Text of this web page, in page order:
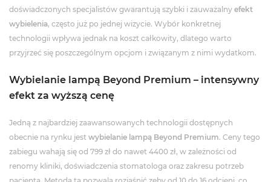
doświadczonych specjalistów gwarantują szybki i zauważalny efekt
wybielenia, często już po jednej wizycie. Wybór konkretnej
technologii wpływa jednak na koszt całkowity, dlatego warto
przyjrzeć się poszczególnym opcjom i związanym z nimi wydatkom.
Wybielanie lampą Beyond Premium – intensywny
efekt za wyższą cenę
Jedną z najbardziej zaawansowanych technologii dostępnych
obecnie na rynku jest wybielanie lampą Beyond Premium. Ceny tego
zabiegu wahają się od 799 zł do nawet 4400 zł, w zależności od
renomy kliniki, doświadczenia stomatologa oraz zakresu potrzeb